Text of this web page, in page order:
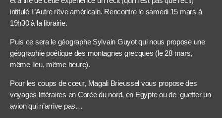
intitulé L’Autre rêve américain. Rencontre le samedi 15 mars à
19h30 à la librairie.
Puis ce sera le géographe Sylvain Guyot qui nous propose une
géographie poétique des montagnes grecques (le 28 mars,
même lieu, même heure).
Pour les coups de cœur, Magali Brieussel vous propose des
voyages littéraires en Corée du nord, en Egypte ou de guetter un
avion qui n’arrive pas…